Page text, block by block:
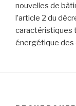
nouvelles de
l’article 2 du
caractéristiques
énergétique des